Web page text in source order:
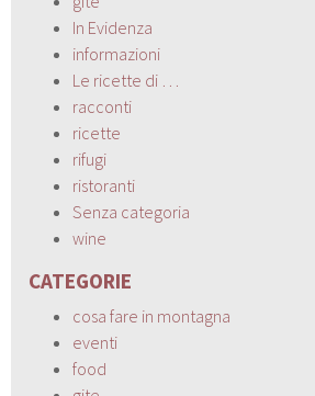
In Evidenza
informazioni
Le ricette di …
racconti
ricette
rifugi
ristoranti
Senza categoria
wine
CATEGORIE
cosa fare in montagna
eventi
food